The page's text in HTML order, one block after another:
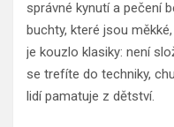
správné kynutí a pečení
buchty, které jsou
je kouzlo klasiky: není
se trefíte do techniky,
lidí pamatuje z dětství.